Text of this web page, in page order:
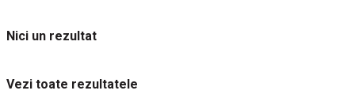
Nici un rezultat
Vezi toate rezultatele